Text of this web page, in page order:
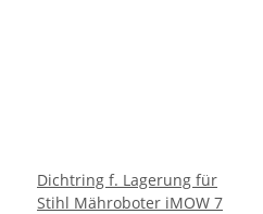
Dichtring f. Lagerung für
Stihl Mähroboter iMOW 7